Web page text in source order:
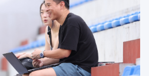
bộ nhận diện thương hiệu và
các giải bóng đá chuyên
diện mạo mới cho V.League